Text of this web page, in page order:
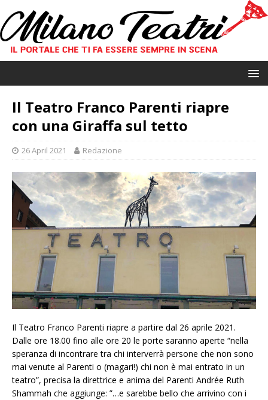
Il Teatro Franco Parenti riapre
con una Giraffa sul tetto
26 April 2021 Redazione
Il Teatro Franco Parenti riapre a partire dal 26 aprile 2021.
Dalle ore 18.00 fino alle ore 20 le porte saranno aperte “nella
speranza di incontrare tra chi interverrà persone che non sono
mai venute al Parenti o (magari!) chi non è mai entrato in un
teatro”, precisa la direttrice e anima del Parenti Andrée Ruth
Shammah che aggiunge: ­”…e sarebbe bello che arrivino con i